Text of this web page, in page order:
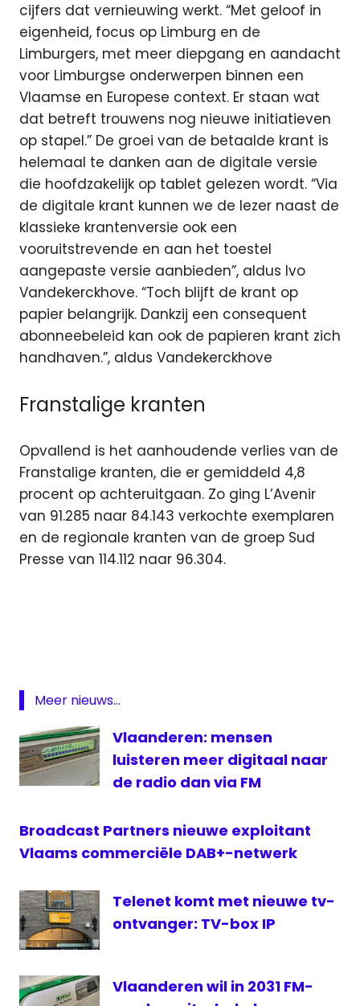
cijfers dat vernieuwing werkt. “Met geloof in
eigenheid, focus op Limburg en de
Limburgers, met meer diepgang en aandacht
voor Limburgse onderwerpen binnen een
Vlaamse en Europese context. Er staan wat
dat betreft trouwens nog nieuwe initiatieven
op stapel.” De groei van de betaalde krant is
helemaal te danken aan de digitale versie
die hoofdzakelijk op tablet gelezen wordt. “Via
de digitale krant kunnen we de lezer naast de
klassieke krantenversie ook een
vooruitstrevende en aan het toestel
aangepaste versie aanbieden”, aldus Ivo
Vandekerckhove. “Toch blijft de krant op
papier belangrijk. Dankzij een consequent
abonneebeleid kan ook de papieren krant zich
handhaven.”, aldus Vandekerckhove
Franstalige kranten
Opvallend is het aanhoudende verlies van de
Franstalige kranten, die er gemiddeld 4,8
procent op achteruitgaan. Zo ging L’Avenir
van 91.285 naar 84.143 verkochte exemplaren
en de regionale kranten van de groep Sud
Presse van 114.112 naar 96.304.
Belang
Limburg
kranten
verkoop
Meer nieuws...
Vlaanderen: mensen
luisteren meer digitaal naar
de radio dan via FM
Broadcast Partners nieuwe exploitant
Vlaams commerciële DAB+-netwerk
Telenet komt met nieuwe tv-
ontvanger: TV-box IP
Vlaanderen wil in 2031 FM-